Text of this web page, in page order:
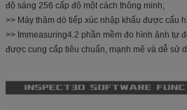
độ sáng 256 cấp độ một cách thông minh;
>> Máy thăm dò tiếp xúc nhập khẩu được cấu
>> Immeasuring4.2 phần mềm đo hình ảnh tự
được cung cấp tiêu chuẩn, mạnh mẽ và dễ sử